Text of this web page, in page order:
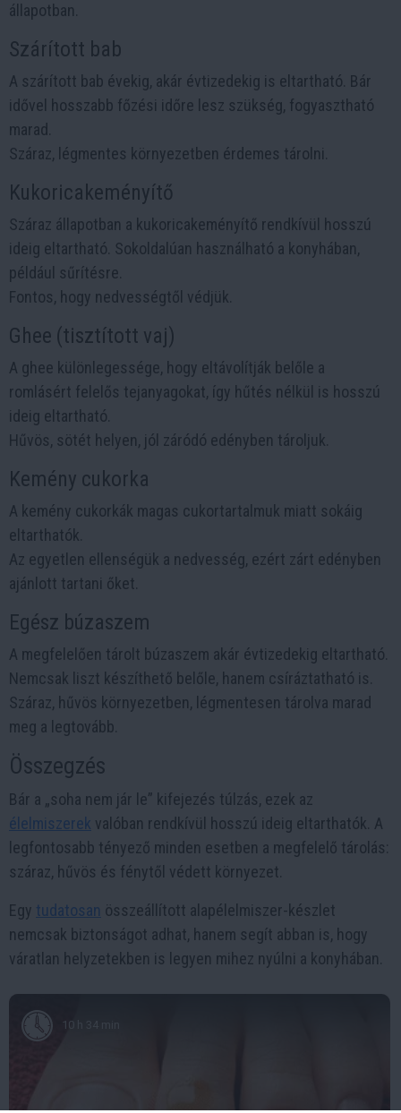
állapotban.
Szárított bab
A szárított bab évekig, akár évtizedekig is eltartható. Bár
idővel hosszabb főzési időre lesz szükség, fogyasztható
marad.
Száraz, légmentes környezetben érdemes tárolni.
Kukoricakeményítő
Száraz állapotban a kukoricakeményítő rendkívül hosszú
ideig eltartható. Sokoldalúan használható a konyhában,
például sűrítésre.
Fontos, hogy nedvességtől védjük.
Ghee (tisztított vaj)
A ghee különlegessége, hogy eltávolítják belőle a
romlásért felelős tejanyagokat, így hűtés nélkül is hosszú
ideig eltartható.
Hűvös, sötét helyen, jól záródó edényben tároljuk.
Kemény cukorka
A kemény cukorkák magas cukortartalmuk miatt sokáig
eltarthatók.
Az egyetlen ellenségük a nedvesség, ezért zárt edényben
ajánlott tartani őket.
Egész búzaszem
A megfelelően tárolt búzaszem akár évtizedekig eltartható.
Nemcsak liszt készíthető belőle, hanem csíráztatható is.
Száraz, hűvös környezetben, légmentesen tárolva marad
meg a legtovább.
Összegzés
Bár a „soha nem jár le” kifejezés túlzás, ezek az
élelmiszerek valóban rendkívül hosszú ideig eltarthatók. A
legfontosabb tényező minden esetben a megfelelő tárolás:
száraz, hűvös és fénytől védett környezet.
Egy tudatosan összeállított alapélelmiszer-készlet
nemcsak biztonságot adhat, hanem segít abban is, hogy
váratlan helyzetekben is legyen mihez nyúlni a konyhában.
10 h 34 min